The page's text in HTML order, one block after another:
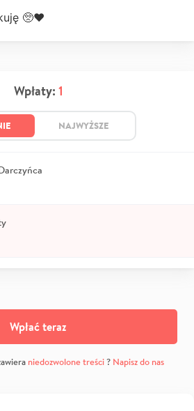
🥺❤️
Wpłaty: 1
NAJWYŻSZE
Wpłać teraz
niedozwolone treści? Napisz do nas